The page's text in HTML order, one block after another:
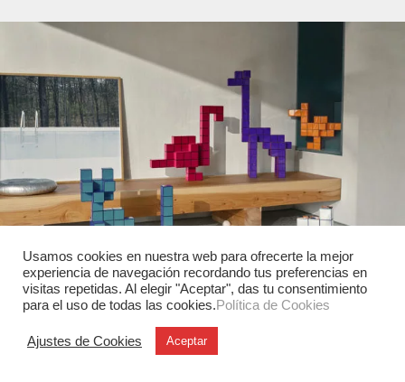
Industrial
Usamos cookies en nuestra web para ofrecerte la mejor
experiencia de navegación recordando tus preferencias en
visitas repetidas. Al elegir "Aceptar", das tu consentimiento
para el uso de todas las cookies.Política de Cookies
Ajustes de Cookies Aceptar